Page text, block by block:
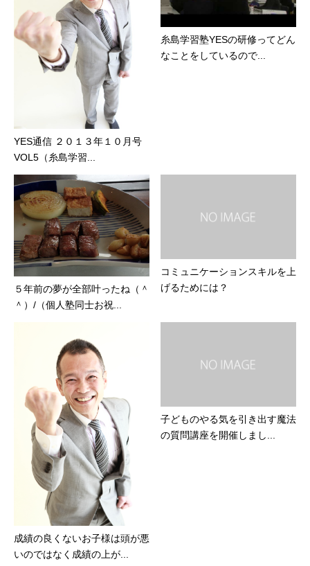
YES通信 ２０１３年１０月号
VOL5（糸島学習...
糸島学習塾YESの研修ってどん
なことをしているので...
５年前の夢が全部叶ったね（＾
＾）/（個人塾同士お祝...
コミュニケーションスキルを上
げるためには？
成績の良くないお子様は頭が悪
いのではなく成績の上が...
子どものやる気を引き出す魔法
の質問講座を開催しまし...